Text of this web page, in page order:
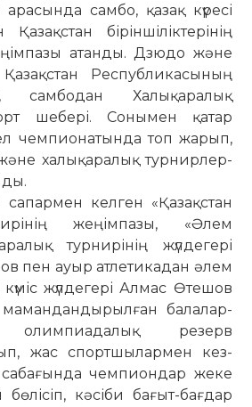
сам­бо, қазақ күресі
біріншіліктерінің
атанды. Дзюдо жә­не
Қазақстан Республика­сы­­­ның
самбодан Ха­лық­а­­­ралық
шебе­рі. Со­нымен қатар
чемпионатында топ жарып,
халықаралық турнирлер­
келген «Қазақстан
же­ңім­пазы, «Әлем
турнирінің жүлдегері
пен ауыр атлетикадан әлем
жүлдегері Ал­мас Өтешов
балалар-
олимпиадалық резерв
жас спортшылармен кез­
сабағында чемпион­дар же­ке
бөлісіп, кә­сіби ба­ғыт-бағдар